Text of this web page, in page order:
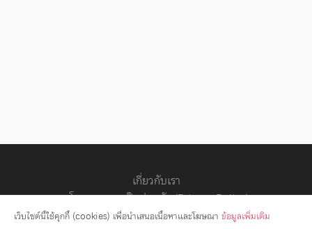
เกี่ยวกับเรา
นโยบายความเป็นส่วนตัว (Privacy Policy)
สัญญาอนุญาต
เว็บไซต์นี้ใช้คุกกี้ (cookies) เพื่อนำเสนอเนื้อหาและโฆษณา ข้อมูลเพิ่มเติม